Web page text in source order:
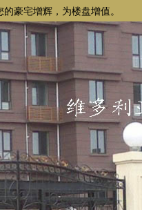
豪宅增辉，为楼盘增值。